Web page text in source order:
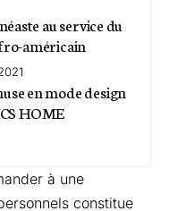
au service du
américain
en mode design
HOME
à une
constitue